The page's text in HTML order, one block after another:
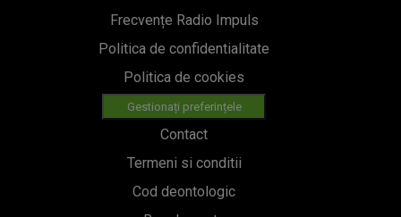
Frecvențe Radio Impuls
Politica de confidentialitate
Politica de cookies
Gestionați preferințele
Contact
Termeni si conditii
Cod deontologic